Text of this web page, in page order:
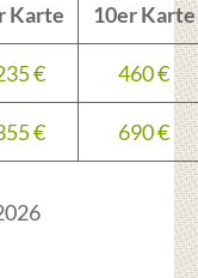
Karte 10er Karte
€ 460 €
€ 690 €